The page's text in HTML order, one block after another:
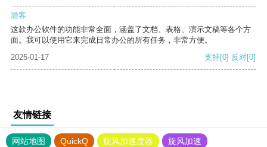
游客
这款办公软件的功能非常全面，涵盖了文档、表格、演示文稿等各个方
面。我可以使用它来完成日常办公的所有任务，非常方便。
2025-01-17
支持[0] 反对[0]
友情链接
网站地图 QuickQ 旋风加速度器
旋风加速